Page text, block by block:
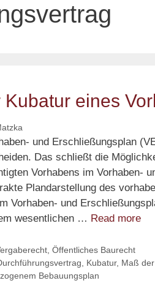
eines
und Erschließungsplan
Das schließt die
Vorhabens im Vorhaben-
Plandarstellung des
Vorhaben- und
wesentlichen … Read more
, Öffentliches Baurecht
Kubatur, Maß
Bebauungsplan